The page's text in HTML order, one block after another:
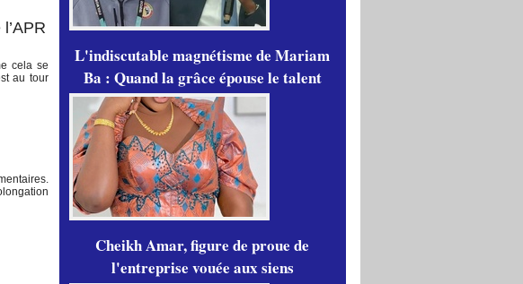
cela se
au tour
L'indiscutable magnétisme de Mariam
Ba : Quand la grâce épouse le talent
Cheikh Amar, figure de proue de
l'entreprise vouée aux siens